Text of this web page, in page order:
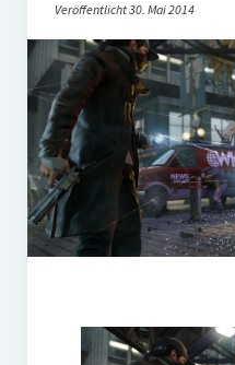
Social Media
PR-Theorie
PR-Ethik
PR-Literatur
PR-Studien
Künstliche Intelligenz
Datenschutz
Veröffentlicht 30. Mai 2014